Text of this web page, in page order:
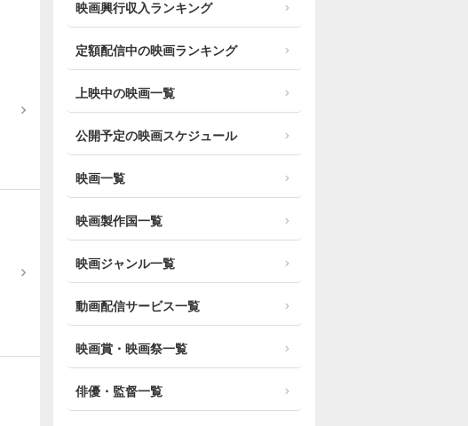
映画興行収入ランキング
定額配信中の映画ランキング
上映中の映画一覧
公開予定の映画スケジュール
映画一覧
映画製作国一覧
映画ジャンル一覧
動画配信サービス一覧
映画賞・映画祭一覧
俳優・監督一覧